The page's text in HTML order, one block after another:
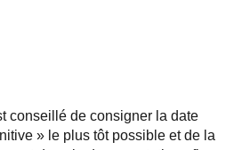
conseillé de consigner la date
» le plus tôt possible et de la